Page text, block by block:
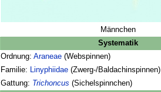
Männchen
Systematik
Ordnung: Araneae(Webspinnen)
Familie: Linyphiidae(Zwerg-/Baldachinspinnen)
Gattung: Trichoncus (Sichelspinnchen)